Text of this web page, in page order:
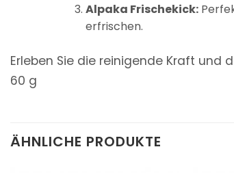
Alpaka Frischekick:
erfrischen.
Erleben Sie die reinigende Kraft und
60 g
ÄHNLICHE PRODUKTE